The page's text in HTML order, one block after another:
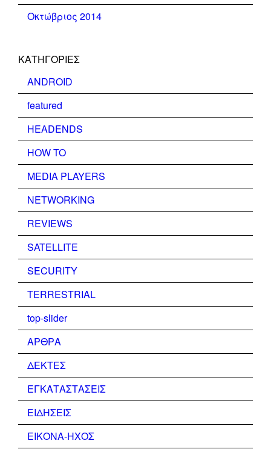
Οκτώβριος 2014
KΑΤΗΓΟΡΊΕΣ
ANDROID
featured
HEADENDS
HOW TO
MEDIA PLAYERS
NETWORKING
REVIEWS
SATELLITE
SECURITY
TERRESTRIAL
top-slider
ΑΡΘΡΑ
ΔΕΚΤΕΣ
ΕΓΚΑΤΑΣΤΑΣΕΙΣ
ΕΙΔΗΣΕΙΣ
ΕΙΚΟΝΑ-ΗΧΟΣ